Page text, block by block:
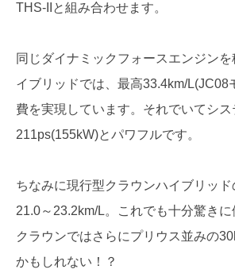
THS-IIと組み合わせます。
同じダイナミックフォースエンジン
イブリッドでは、最高33.4km/L(JC08
費を実現しています。それでいてシ
211ps(155kW)とパワフルです。
ちなみに現行型クラウンハイブリッ
21.0～23.2km/L。これでも十分驚き
クラウンではさらにプリウス並みの
かもしれない！？